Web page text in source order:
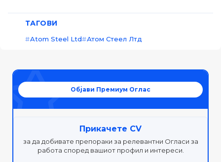
ТАГОВИ
Atom Steel Ltd Атом Стеел Лтд
Објави Премиум Оглас
Прикачете CV
за да добивате препораки за релевантни Огласи за
работа според вашиот профил и интереси.